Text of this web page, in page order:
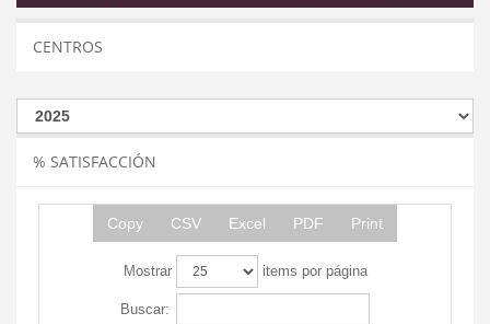
CENTROS
% SATISFACCIÓN
Copy CSV Excel PDF Print
Mostrar items por página
Buscar: